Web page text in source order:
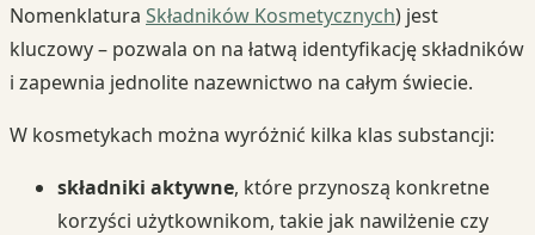
Nomenklatura Składników Kosmetycznych) jest
kluczowy – pozwala on na łatwą identyfikację składników
i zapewnia jednolite nazewnictwo na całym świecie.
W kosmetykach można wyróżnić kilka klas substancji:
składniki aktywne, które przynoszą konkretne
korzyści użytkownikom, takie jak nawilżenie czy